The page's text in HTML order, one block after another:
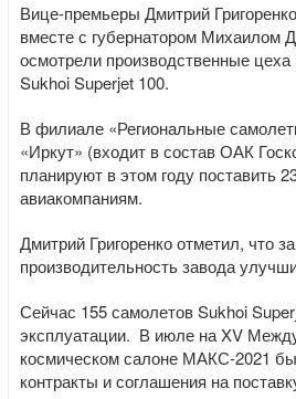
Вице-премьеры Дмитрий
вместе с губернатором Михаилом
осмотрели производственные
Sukhoi Superjet 100.
В филиале «Региональные
«Иркут» (входит в состав ОАК
планируют в этом году поставить
авиакомпаниям.
Дмитрий Григоренко отметил, что
производительность завода
Сейчас 155 самолетов Sukhoi
эксплуатации. В июле на XV
космическом салоне МАКС-2021
контракты и соглашения на